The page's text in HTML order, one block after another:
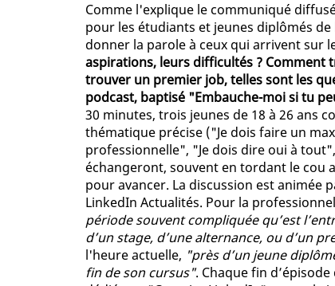
Comme l'explique le communiqué
pour les étudiants et jeunes diplômés de
donner la parole à ceux qui arrivent sur
aspirations, leurs difficultés ? Comment
trouver un premier job, telles sont les
podcast, baptisé "Embauche-moi si tu
30 minutes, trois jeunes de 18 à 26 ans
thématique précise ("Je dois faire un
professionnelle", "Je dois dire oui à
échangeront, souvent en tordant le cou
pour avancer. La discussion est animée
LinkedIn Actualités. Pour la
période souvent compliquée qu’est
d’un stage, d’une alternance, ou d’un
l'heure actuelle, "près d’un jeune
fin de son cursus". Chaque fin